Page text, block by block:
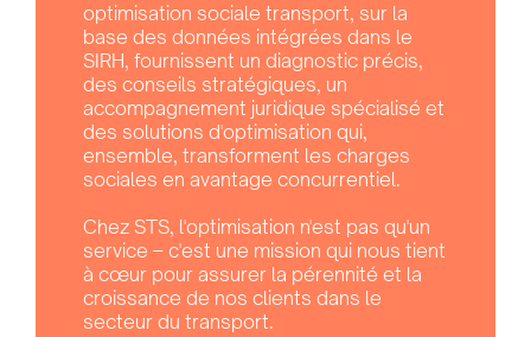
optimisation sociale transport, sur la
base des données intégrées dans le
SIRH, fournissent un diagnostic précis,
des conseils stratégiques, un
accompagnement juridique spécialisé et
des solutions d'optimisation qui,
ensemble, transforment les charges
sociales en avantage concurrentiel.
Chez STS, l'optimisation n'est pas qu'un
service – c'est une mission qui nous tient
à cœur pour assurer la pérennité et la
croissance de nos clients dans le
secteur du transport.